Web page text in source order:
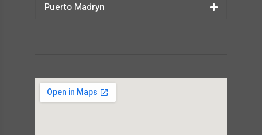
Puerto Madryn